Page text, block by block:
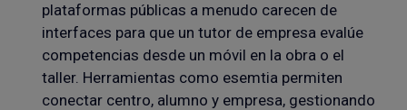
plataformas públicas a menudo carecen de
interfaces para que un tutor de empresa evalúe
competencias desde un móvil en la obra o el
taller. Herramientas como esemtia permiten
conectar centro, alumno y empresa, gestionando